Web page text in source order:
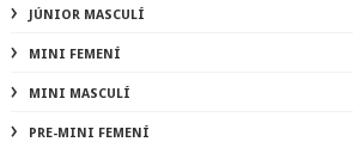
JÚNIOR MASCULÍ
MINI FEMENÍ
MINI MASCULÍ
PRE-MINI FEMENÍ